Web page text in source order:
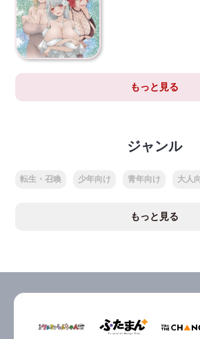
もっと見る
ジャンル
転生・召喚 少年向け 青年向け 大人
もっと見る